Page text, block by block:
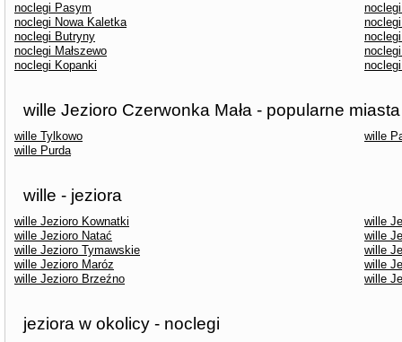
noclegi Pasym
noclegi Nowa Kaletka
noclegi Butryny
noclegi Małszewo
noclegi Kopanki
wille Jezioro Czerwonka Mała - popularne miasta
wille Tylkowo
wille
wille Purda
wille - jeziora
wille Jezioro Kownatki
wille
wille Jezioro Natać
wille
wille Jezioro Tymawskie
wille
wille Jezioro Maróz
wille
wille Jezioro Brzeźno
wille
jeziora w okolicy - noclegi